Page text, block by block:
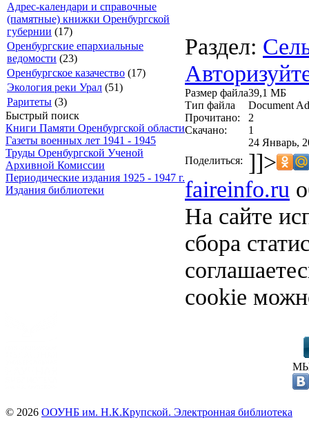
Адрес-календари и справочные
(памятные) книжки Оренбургской
губернии (17)
Оренбургские епархиальные
ведомости (23)
Оренбургское казачество (17)
Экология реки Урал (51)
Раритеты (3)
Быстрый поиск
Книги Памяти Оренбургской области
Газеты военных лет 1941 - 1945
Труды Оренбургской Ученой
Архивной Комиссии
Периодические издания 1925 - 1947 г.
Издания библиотеки
Раздел:
Размер файла39,1 МБ
Тип файла
Document
Прочитано:
2
Скачано:
1
24 Январь,
Поделиться: ]]>
faireinfo.ru
На сайте
сбора
cookie
© 2026 ООУНБ им. Н.К.Крупской. Электронная библиотека